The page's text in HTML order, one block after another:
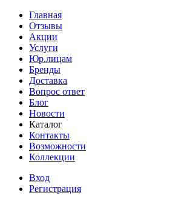
Главная
Отзывы
Акции
Услуги
Юр.лицам
Бренды
Доставка
Вопрос ответ
Блог
Новости
Каталог
Контакты
Возможности
Коллекции
Вход
Регистрация